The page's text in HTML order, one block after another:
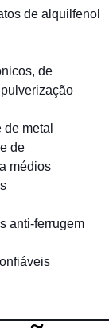
de alquilfenol
de
metal
de
médios
anti-ferrugem